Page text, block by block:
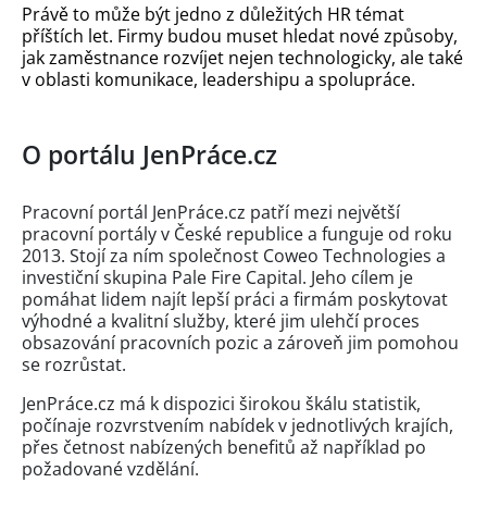
Právě to může být jedno z důležitých HR témat
příštích let. Firmy budou muset hledat nové způsoby,
jak zaměstnance rozvíjet nejen technologicky, ale také
v oblasti komunikace, leadershipu a spolupráce.
O portálu JenPráce.cz
Pracovní portál JenPráce.cz patří mezi největší
pracovní portály v České republice a funguje od roku
2013. Stojí za ním společnost Coweo Technologies a
investiční skupina Pale Fire Capital. Jeho cílem je
pomáhat lidem najít lepší práci a firmám poskytovat
výhodné a kvalitní služby, které jim ulehčí proces
obsazování pracovních pozic a zároveň jim pomohou
se rozrůstat.
JenPráce.cz má k dispozici širokou škálu statistik,
počínaje rozvrstvením nabídek v jednotlivých krajích,
přes četnost nabízených benefitů až například po
požadované vzdělání.